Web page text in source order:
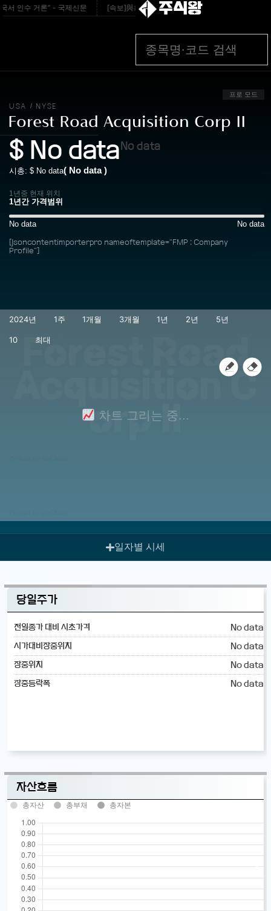
인수 거론” - 국제신문 [속보]與최고위원 제주·인천 순회경선…박선원·최민
주식왕
프로 모드
USA / NYSE
Forest Road Acquisition Corp II
$ No dataNo data
시총: $ No data( No data)
1년중 현재 위치
No data No data
[jsoncontentimporterpro nameoftemplate="FMP : Company
Profile"]
Forest Road
Acquisition C
orp II
차트 그리는 중...
일자별 시세
당일주가
전일종가 대비 시초가격 No data
시가대비장중위치 No data
장중위치 No data
장중등락폭 No data
자산흐름
총자산 총부채 총자본